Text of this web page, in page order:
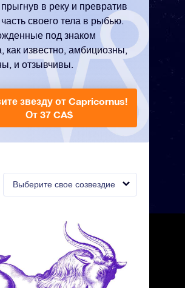
Выберите свое созвездие
в реку и превратив
своего тела в рыбью.
под знаком
как известно, амбициозны,
и отзывчивы.
звезду от Capricornus!
От 37 CA$